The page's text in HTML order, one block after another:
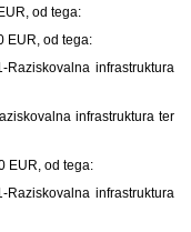
od tega:
EUR, od tega:
infrastruktura
infrastruktura ter
EUR, od tega:
infrastruktura